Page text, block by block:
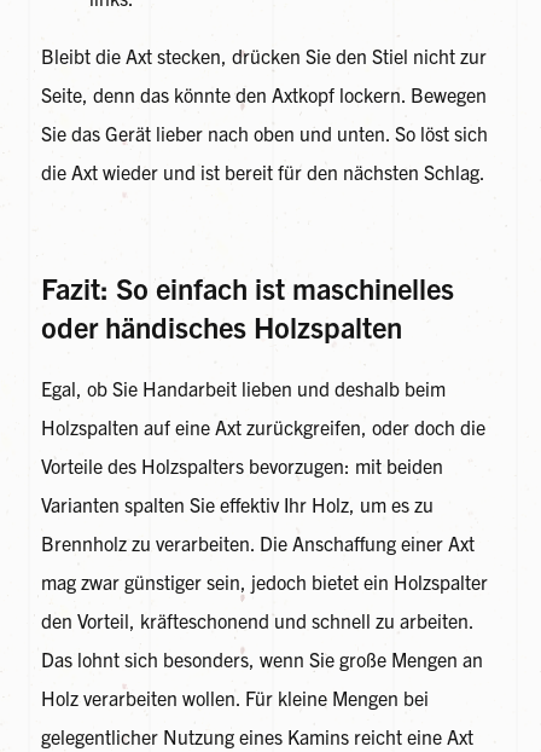
Bleibt die Axt stecken, drücken Sie den Stiel nicht zur
Seite, denn das könnte den Axtkopf lockern. Bewegen
Sie das Gerät lieber nach oben und unten. So löst sich
die Axt wieder und ist bereit für den nächsten Schlag.
Fazit: So einfach ist maschinelles
oder händisches Holzspalten
Egal, ob Sie Handarbeit lieben und deshalb beim
Holzspalten auf eine Axt zurückgreifen, oder doch die
Vorteile des Holzspalters bevorzugen: mit beiden
Varianten spalten Sie effektiv Ihr Holz, um es zu
Brennholz zu verarbeiten. Die Anschaffung einer Axt
mag zwar günstiger sein, jedoch bietet ein Holzspalter
den Vorteil, kräfteschonend und schnell zu arbeiten.
Das lohnt sich besonders, wenn Sie große Mengen an
Holz verarbeiten wollen. Für kleine Mengen bei
gelegentlicher Nutzung eines Kamins reicht eine Axt